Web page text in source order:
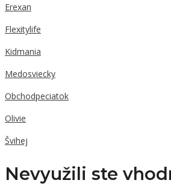
Erexan
Flexitylife
Kidmania
Medosviecky
Obchodpeciatok
Olivie
Švihej
Nevyužili ste